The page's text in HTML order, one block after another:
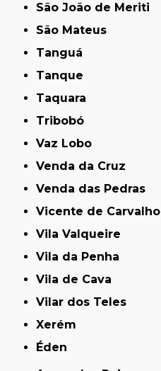
São João de Meriti
São Mateus
Tanguá
Tanque
Taquara
Tribobó
Vaz Lobo
Venda da Cruz
Venda das Pedras
Vicente de Carvalho
Vila Valqueire
Vila da Penha
Vila de Cava
Vilar dos Teles
Xerém
Éden